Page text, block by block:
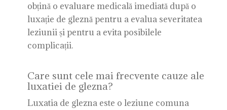
obțină o evaluare medicală imediată după o
luxație de gleznă pentru a evalua severitatea
leziunii și pentru a evita posibilele
complicații.
Care sunt cele mai frecvente cauze ale
luxatiei de glezna?
Luxatia de glezna este o leziune comuna